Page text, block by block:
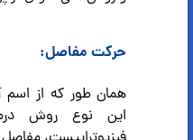
حرکت مفاصل:
همان طور که از
این نوع روش